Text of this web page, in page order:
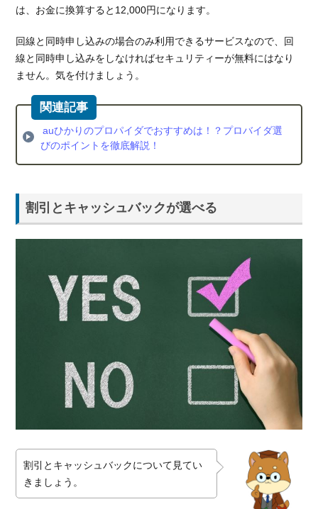
は、お金に換算すると12,000円になります。
回線と同時申し込みの場合のみ利用できるサービスなので、回
線と同時申し込みをしなければセキュリティーが無料にはなり
ません。気を付けましょう。
auひかりのプロパイダでおすすめは！？プロバイダ選
びのポイントを徹底解説！
割引とキャッシュバックが選べる
割引とキャッシュバックについて見てい
きましょう。